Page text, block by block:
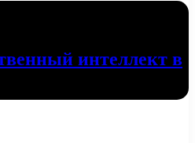
интеллект в